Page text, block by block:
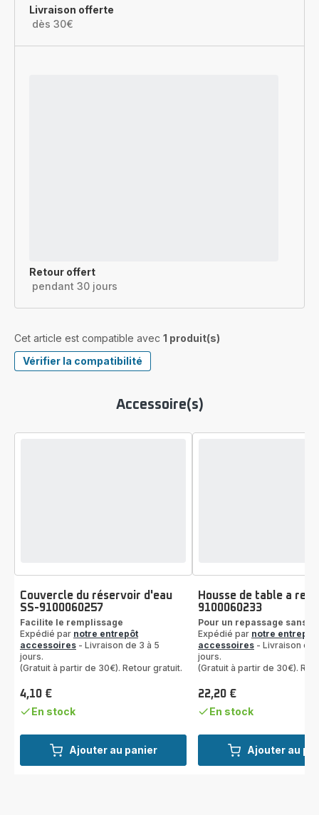
Livraison offerte
dès 30€
Retour offert
pendant 30 jours
Cet article est compatible avec 1 produit(s)
Vérifier la compatibilité
Accessoire(s)
Ajouter au panier
Couvercle du réservoir d'eau
SS-9100060257
Facilite le remplissage
Expédié par notre entrepôt
accessoires - Livraison de 3 à 5
jours.
(Gratuit à partir de 30€). Retour gratuit.
Prix
4,10 €
En stock
Ajouter au
Housse de table a
9100060233
Pour un repassage sans
Expédié par notre entrepôt
accessoires - Livraison de
jours.
(Gratuit à partir de 30€).
Prix
22,20 €
En stock